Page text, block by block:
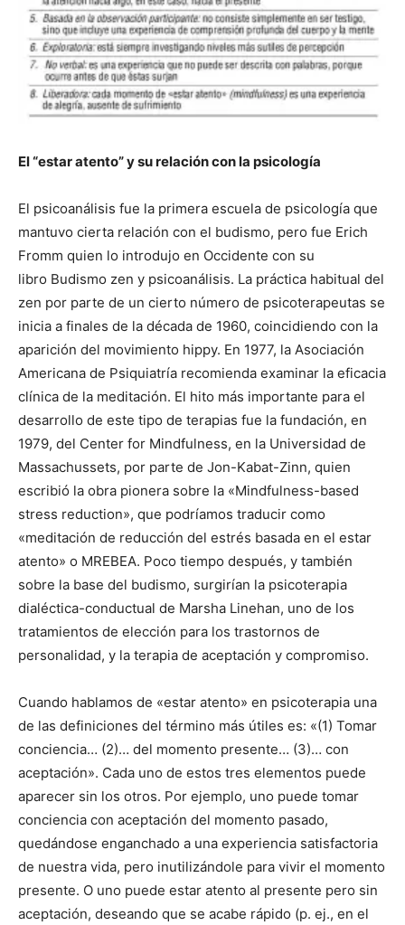
El “estar atento” y su relación con la psicología
El psicoanálisis fue la primera escuela de psicología que
mantuvo cierta relación con el budismo, pero fue Erich
Fromm quien lo introdujo en Occidente con su
libro Budismo zen y psicoanálisis. La práctica habitual del
zen por parte de un cierto número de psicoterapeutas se
inicia a finales de la década de 1960, coincidiendo con la
aparición del movimiento hippy. En 1977, la Asociación
Americana de Psiquiatría recomienda examinar la eficacia
clínica de la meditación. El hito más importante para el
desarrollo de este tipo de terapias fue la fundación, en
1979, del Center for Mindfulness, en la Universidad de
Massachussets, por parte de Jon-Kabat-Zinn, quien
escribió la obra pionera sobre la «Mindfulness-based
stress reduction», que podríamos traducir como
«meditación de reducción del estrés basada en el estar
atento» o MREBEA. Poco tiempo después, y también
sobre la base del budismo, surgirían la psicoterapia
dialéctica-conductual de Marsha Linehan, uno de los
tratamientos de elección para los trastornos de
personalidad, y la terapia de aceptación y compromiso.
Cuando hablamos de «estar atento» en psicoterapia una
de las definiciones del término más útiles es: «(1) Tomar
conciencia… (2)… del momento presente… (3)… con
aceptación». Cada uno de estos tres elementos puede
aparecer sin los otros. Por ejemplo, uno puede tomar
conciencia con aceptación del momento pasado,
quedándose enganchado a una experiencia satisfactoria
de nuestra vida, pero inutilizándole para vivir el momento
presente. O uno puede estar atento al presente pero sin
aceptación, deseando que se acabe rápido (p. ej., en el